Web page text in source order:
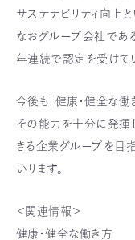
サステナビリティ向上
なおグループ会社であ
年連続で認定を受けて
今後も「健康・健全な働
その能力を十分に発揮
きる企業グループを目
いります。
＜関連情報＞
健康・健全な働き方